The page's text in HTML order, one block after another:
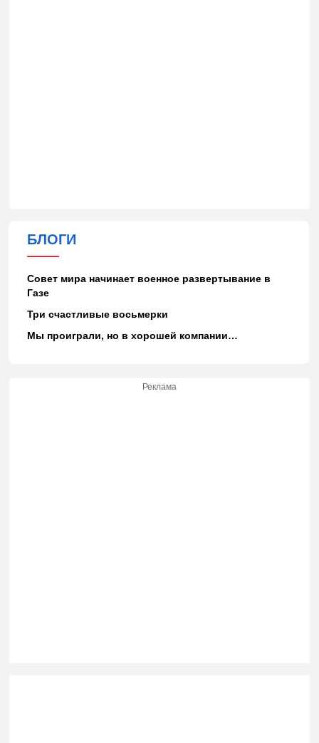
БЛОГИ
Совет мира начинает военное развертывание в
Газе
Три счастливые восьмерки
Мы проиграли, но в хорошей компании…
Реклама